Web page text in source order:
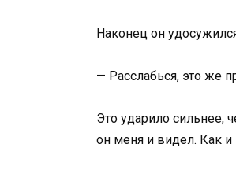
Наконец он
— Расслабься, это же
Это ударило сильнее,
он меня и видел. Как и